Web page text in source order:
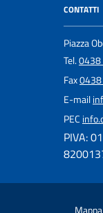
CONTATTI
Piazza
Tel.
Fax
E-mail
PEC
PIVA: